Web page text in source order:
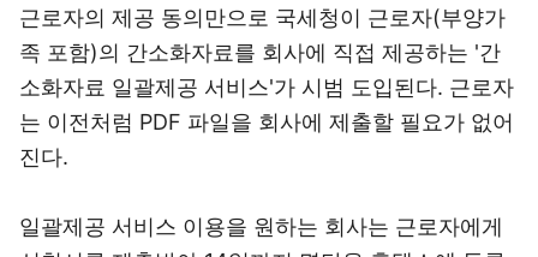
근로자의 제공 동의만으로 국세청이 근로자(부양가
족 포함)의 간소화자료를 회사에 직접 제공하는 '간
소화자료 일괄제공 서비스'가 시범 도입된다. 근로자
는 이전처럼 PDF 파일을 회사에 제출할 필요가 없어
진다.
일괄제공 서비스 이용을 원하는 회사는 근로자에게